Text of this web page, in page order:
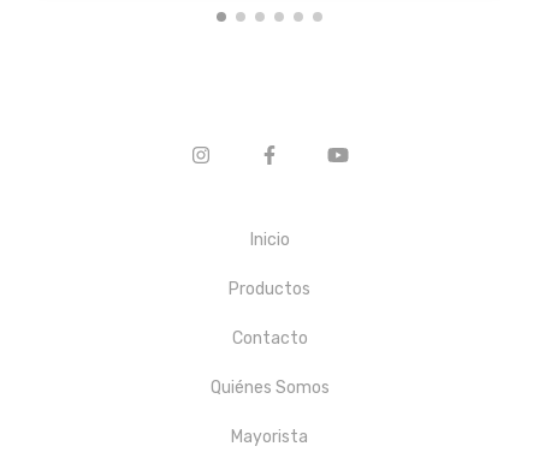
Inicio
Productos
Contacto
Quiénes Somos
Mayorista